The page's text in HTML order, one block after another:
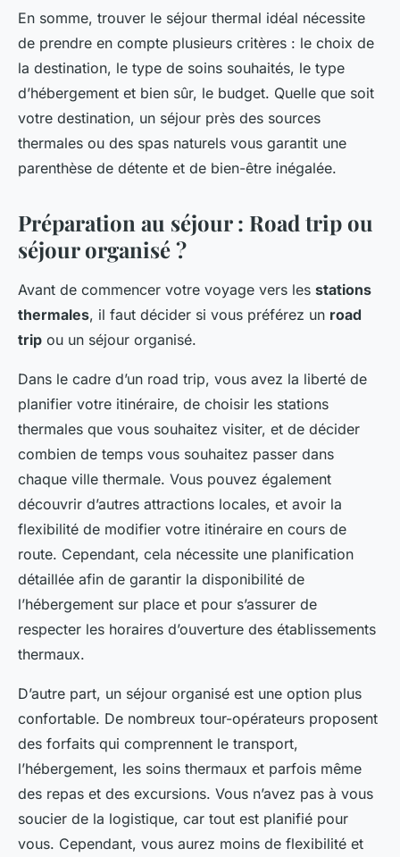
En somme, trouver le séjour thermal idéal nécessite
de prendre en compte plusieurs critères : le choix de
la destination, le type de soins souhaités, le type
d’hébergement et bien sûr, le budget. Quelle que soit
votre destination, un séjour près des sources
thermales ou des spas naturels vous garantit une
parenthèse de détente et de bien-être inégalée.
Préparation au séjour : Road trip ou
séjour organisé ?
Avant de commencer votre voyage vers les stations
thermales, il faut décider si vous préférez un road
trip ou un séjour organisé.
Dans le cadre d’un road trip, vous avez la liberté de
planifier votre itinéraire, de choisir les stations
thermales que vous souhaitez visiter, et de décider
combien de temps vous souhaitez passer dans
chaque ville thermale. Vous pouvez également
découvrir d’autres attractions locales, et avoir la
flexibilité de modifier votre itinéraire en cours de
route. Cependant, cela nécessite une planification
détaillée afin de garantir la disponibilité de
l’hébergement sur place et pour s’assurer de
respecter les horaires d’ouverture des établissements
thermaux.
D’autre part, un séjour organisé est une option plus
confortable. De nombreux tour-opérateurs proposent
des forfaits qui comprennent le transport,
l’hébergement, les soins thermaux et parfois même
des repas et des excursions. Vous n’avez pas à vous
soucier de la logistique, car tout est planifié pour
vous. Cependant, vous aurez moins de flexibilité et